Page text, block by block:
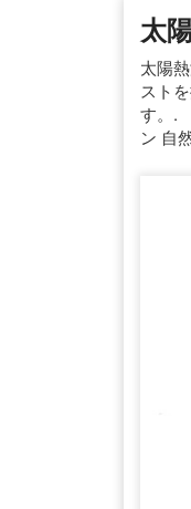
太
太陽
スト
す。.
ン 自